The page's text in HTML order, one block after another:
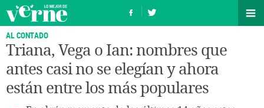
AL CONTADO
Triana, Vega o Ian: nombres que
antes casi no se elegían y ahora
están entre los más populares